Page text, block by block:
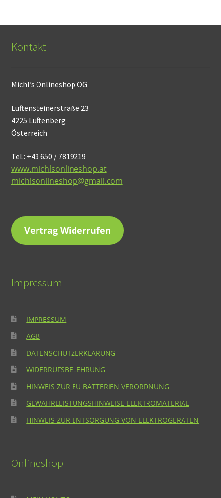
Kontakt
Michl’s Onlineshop OG
Luftensteinerstraße 23
4225 Luftenberg
Österreich
Tel.: +43 650 / 7819219
www.michlsonlineshop.at
michlsonlineshop@gmail.com
Vertrag Widerrufen
Impressum
IMPRESSUM
AGB
DATENSCHUTZERKLÄRUNG
WIDERRUFSBELEHRUNG
HINWEIS ZUR EU BATTERIEN VERORDNUNG
GEWÄHRLEISTUNGSHINWEISE ELEKTROMATERIAL
HINWEIS ZUR ENTSORGUNG VON ELEKTROGERÄTEN
Onlineshop